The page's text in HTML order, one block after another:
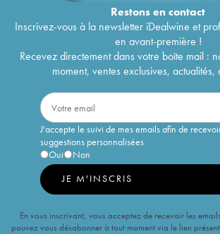
Restons encontact
Inscrivez-vous à la newsletter iDealwine et
en avant-première !
Recevez directement dans votre boîte mail :
moment, ventes exclusives, actualités,
J'accepte le suivi de mes emails afin de
suggestions personnalisées
Oui
Non
JE M'INSCRIS
En vous inscrivant, vous acceptez de recevoir les
pouvez vous désabonner à tout moment via le lien